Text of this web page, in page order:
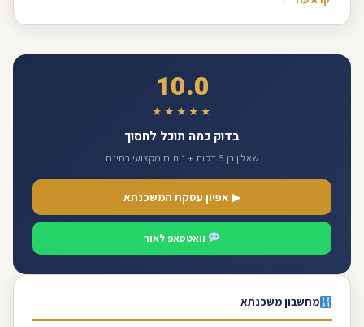
10.0
★★★★★
בדוק כמה תוכל לחסוך
שאלון בן 5 דקות + ניתוח מקצועי בחינם
▶ אפיון עסקת המשכנתא
וואטסאפ לאור
מחשבון משכנתא